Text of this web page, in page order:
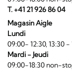
T. +41 21 926 86 04
Magasin Aigle
Lundi
09:00- 12:30, 13:30 -
Mardi - Jeudi
09:00-18:30 non-